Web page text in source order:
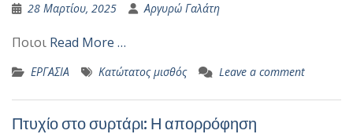
28 Μαρτίου, 2025 Αργυρώ Γαλάτη
Ποιοι Read More …
ΕΡΓΑΣΙΑ Κατώτατος μισθός Leave a comment
Πτυχίο στο συρτάρι: Η απορρόφηση